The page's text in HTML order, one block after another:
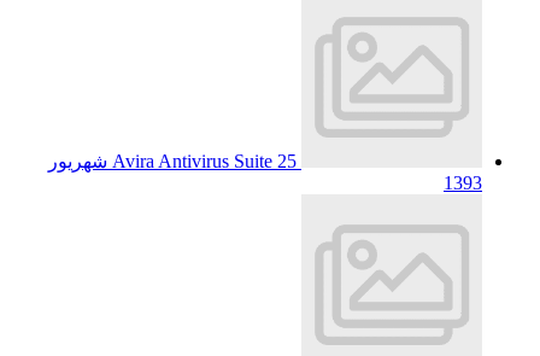
Avira Antivirus Suite 25 شهریور
1393